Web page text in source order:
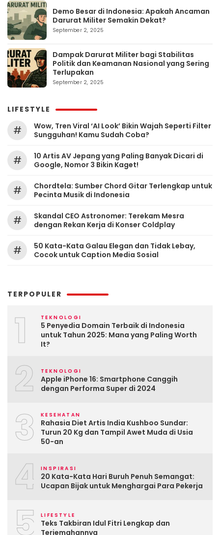
Demo Besar di Indonesia: Apakah Ancaman
Darurat Militer Semakin Dekat?
September 2, 2025
Dampak Darurat Militer bagi Stabilitas
Politik dan Keamanan Nasional yang Sering
Terlupakan
September 2, 2025
LIFESTYLE
#
Wow, Tren Viral ‘AI Look’ Bikin Wajah Seperti Filter
Sungguhan! Kamu Sudah Coba?
#
10 Artis AV Jepang yang Paling Banyak Dicari di
Google, Nomor 3 Bikin Kaget!
#
Chordtela: Sumber Chord Gitar Terlengkap untuk
Pecinta Musik di Indonesia
#
Skandal CEO Astronomer: Terekam Mesra
dengan Rekan Kerja di Konser Coldplay
#
50 Kata-Kata Galau Elegan dan Tidak Lebay,
Cocok untuk Caption Media Sosial
TERPOPULER
1 TEKNOLOGI
5 Penyedia Domain Terbaik di Indonesia
untuk Tahun 2025: Mana yang Paling Worth
It?
2 TEKNOLOGI
Apple iPhone 16: Smartphone Canggih
dengan Performa Super di 2024
3 KESEHATAN
Rahasia Diet Artis India Kushboo Sundar:
Turun 20 Kg dan Tampil Awet Muda di Usia
50-an
4 INSPIRASI
20 Kata-Kata Hari Buruh Penuh Semangat:
Ucapan Bijak untuk Menghargai Para Pekerja
5 LIFESTYLE
Teks Takbiran Idul Fitri Lengkap dan
Terjemahannya